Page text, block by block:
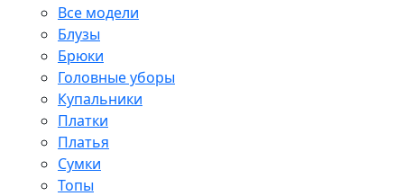
Все модели
Блузы
Брюки
Головные уборы
Купальники
Платки
Платья
Сумки
Топы